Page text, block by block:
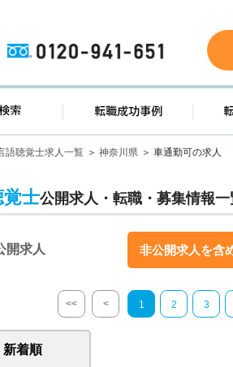
0120-941-651
求人検索 転職成
語聴覚士求人一覧 神奈川県 車通勤可の求人
士公開求人・転職・募集情報一
開求人 非公開求人を含
<< < 1 2 3
新着順